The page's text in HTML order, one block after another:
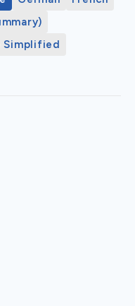
Simplified